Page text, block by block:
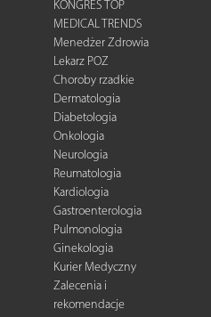
KONGRES TOP
MEDICAL TRENDS
Menedżer Zdrowia
Lekarz POZ
Choroby rzadkie
Dermatologia
Diabetologia
Onkologia
Neurologia
Reumatologia
Kardiologia
Gastroenterologia
Pulmonologia
Ginekologia
Kurier Medyczny
Zalecenia i
rekomendacje